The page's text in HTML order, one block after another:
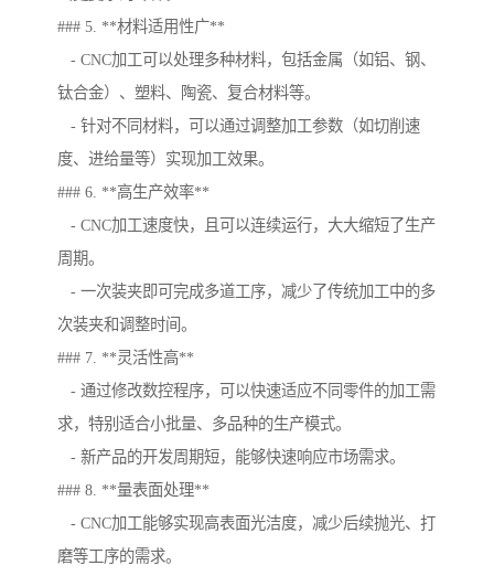
### 5. **材料适用性广**
- CNC加工可以处理多种材料，包括金属（如铝、钢、
钛合金）、塑料、陶瓷、复合材料等。
- 针对不同材料，可以通过调整加工参数（如切削速
度、进给量等）实现加工效果。
### 6. **高生产效率**
- CNC加工速度快，且可以连续运行，大大缩短了生产
周期。
- 一次装夹即可完成多道工序，减少了传统加工中的多
次装夹和调整时间。
### 7. **灵活性高**
- 通过修改数控程序，可以快速适应不同零件的加工需
求，特别适合小批量、多品种的生产模式。
- 新产品的开发周期短，能够快速响应市场需求。
### 8. **量表面处理**
- CNC加工能够实现高表面光洁度，减少后续抛光、打
磨等工序的需求。